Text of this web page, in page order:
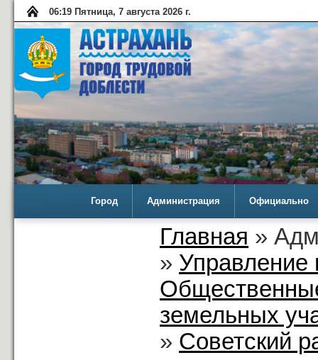
06:19 Пятница, 7 августа 2026 г.
Город Администрация Официально
Главная »
» Управление
земельных
» Советский